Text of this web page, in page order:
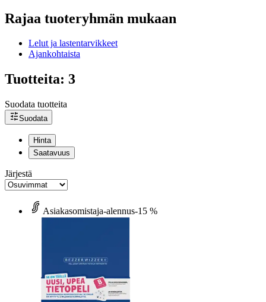
Rajaa tuoteryhmän mukaan
Lelut ja lastentarvikkeet
Ajankohtaista
Tuotteita: 3
Suodata tuotteita
Suodata
Hinta
Saatavuus
Järjestä
Asiakasomistaja-alennus-15 %